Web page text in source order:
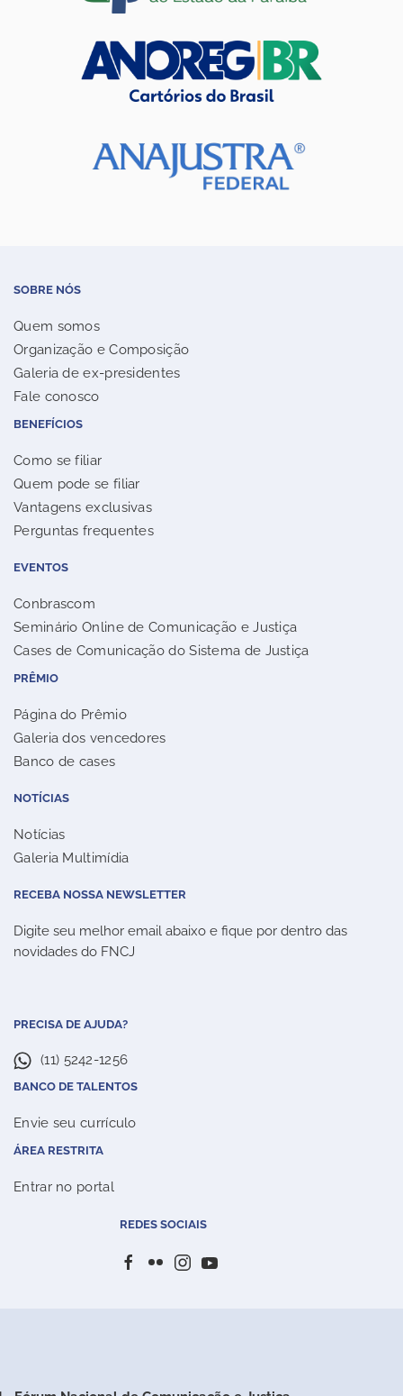
SOBRE NÓS
Quem somos
Organização e Composição
Galeria de ex-presidentes
Fale conosco
BENEFÍCIOS
Como se filiar
Quem pode se filiar
Vantagens exclusivas
Perguntas frequentes
EVENTOS
Conbrascom
Seminário Online de Comunicação e Justiça
Cases de Comunicação do Sistema de Justiça
PRÊMIO
Página do Prêmio
Galeria dos vencedores
Banco de cases
NOTÍCIAS
Notícias
Galeria Multimídia
RECEBA NOSSA NEWSLETTER
Digite seu melhor email abaixo e fique por dentro das
novidades do FNCJ
PRECISA DE AJUDA?
(11) 5242-1256
BANCO DE TALENTOS
Envie seu currículo
ÁREA RESTRITA
Entrar no portal
REDES SOCIAIS